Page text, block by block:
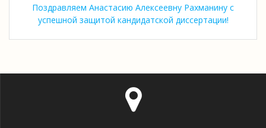
Поздравляем Анастасию Алексеевну Рахманину с
успешной защитой кандидатской диссертации!